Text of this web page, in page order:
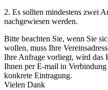
2. Es sollten mindestens zwei
nachgewiesen werden.
Bitte beachten Sie, wenn Sie
wollen, muss Ihre
Ihre Anfrage vorliegt, wird das
Ihnen per E-mail in
konkrete Eintragung.
Vielen Dank